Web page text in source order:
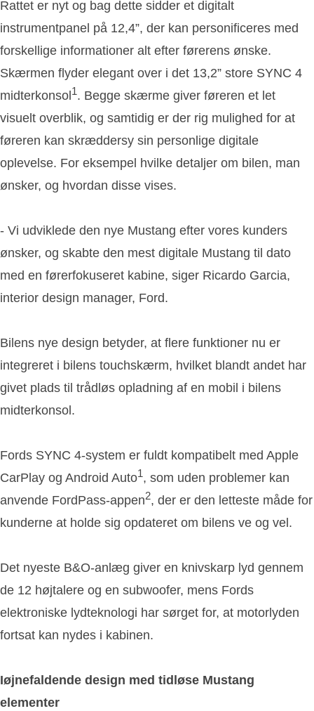
Rattet er nyt og bag dette sidder et digitalt
instrumentpanel på 12,4”, der kan personificeres med
forskellige informationer alt efter førerens ønske.
Skærmen flyder elegant over i det 13,2” store SYNC 4
midterkonsol 1. Begge skærme giver føreren et let
visuelt overblik, og samtidig er der rig mulighed for at
føreren kan skræddersy sin personlige digitale
oplevelse. For eksempel hvilke detaljer om bilen, man
ønsker, og hvordan disse vises.
- Vi udviklede den nye Mustang efter vores kunders
ønsker, og skabte den mest digitale Mustang til dato
med en førerfokuseret kabine, siger Ricardo Garcia,
interior design manager, Ford.
Bilens nye design betyder, at flere funktioner nu er
integreret i bilens touchskærm, hvilket blandt andet har
givet plads til trådløs opladning af en mobil i bilens
midterkonsol.
Fords SYNC 4-system er fuldt kompatibelt med Apple
CarPlay og Android Auto1, som uden problemer kan
anvende FordPass-appen2, der er den letteste måde for
kunderne at holde sig opdateret om bilens ve og vel.
Det nyeste B&O-anlæg giver en knivskarp lyd gennem
de 12 højtalere og en subwoofer, mens Fords
elektroniske lydteknologi har sørget for, at motorlyden
fortsat kan nydes i kabinen.
Iøjnefaldende design med tidløse Mustang
elementer